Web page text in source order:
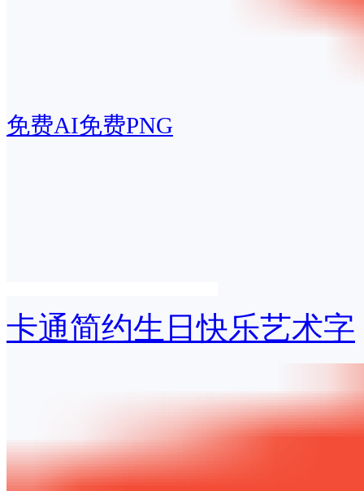
免费AI免费PNG
卡通简约生日快乐艺术字